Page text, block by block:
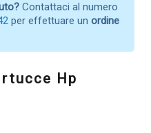
Contattaci al numero
per effettuare un ordine
Hp